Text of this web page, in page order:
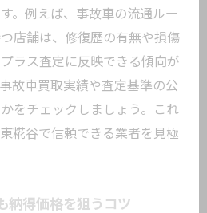
。例えば、事故車の流通ルー
店舗は、修復歴の有無や損傷
ラス査定に反映できる傾向が
故車買取実績や査定基準の公
をチェックしましょう。これ
糀谷で信頼できる業者を見極
納得価格を狙うコツ